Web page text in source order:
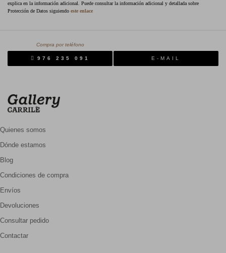
explica en la información adicional. Puede consultar la información adicional y detallada sobre
Protección de Datos siguiendo este enlace
Compra por teléfono
976 235 091 E-MAIL
Quienes somos
Dónde estamos
Blog
Condiciones de compra
Envíos
Devoluciones
Consultar pedido
Contactar